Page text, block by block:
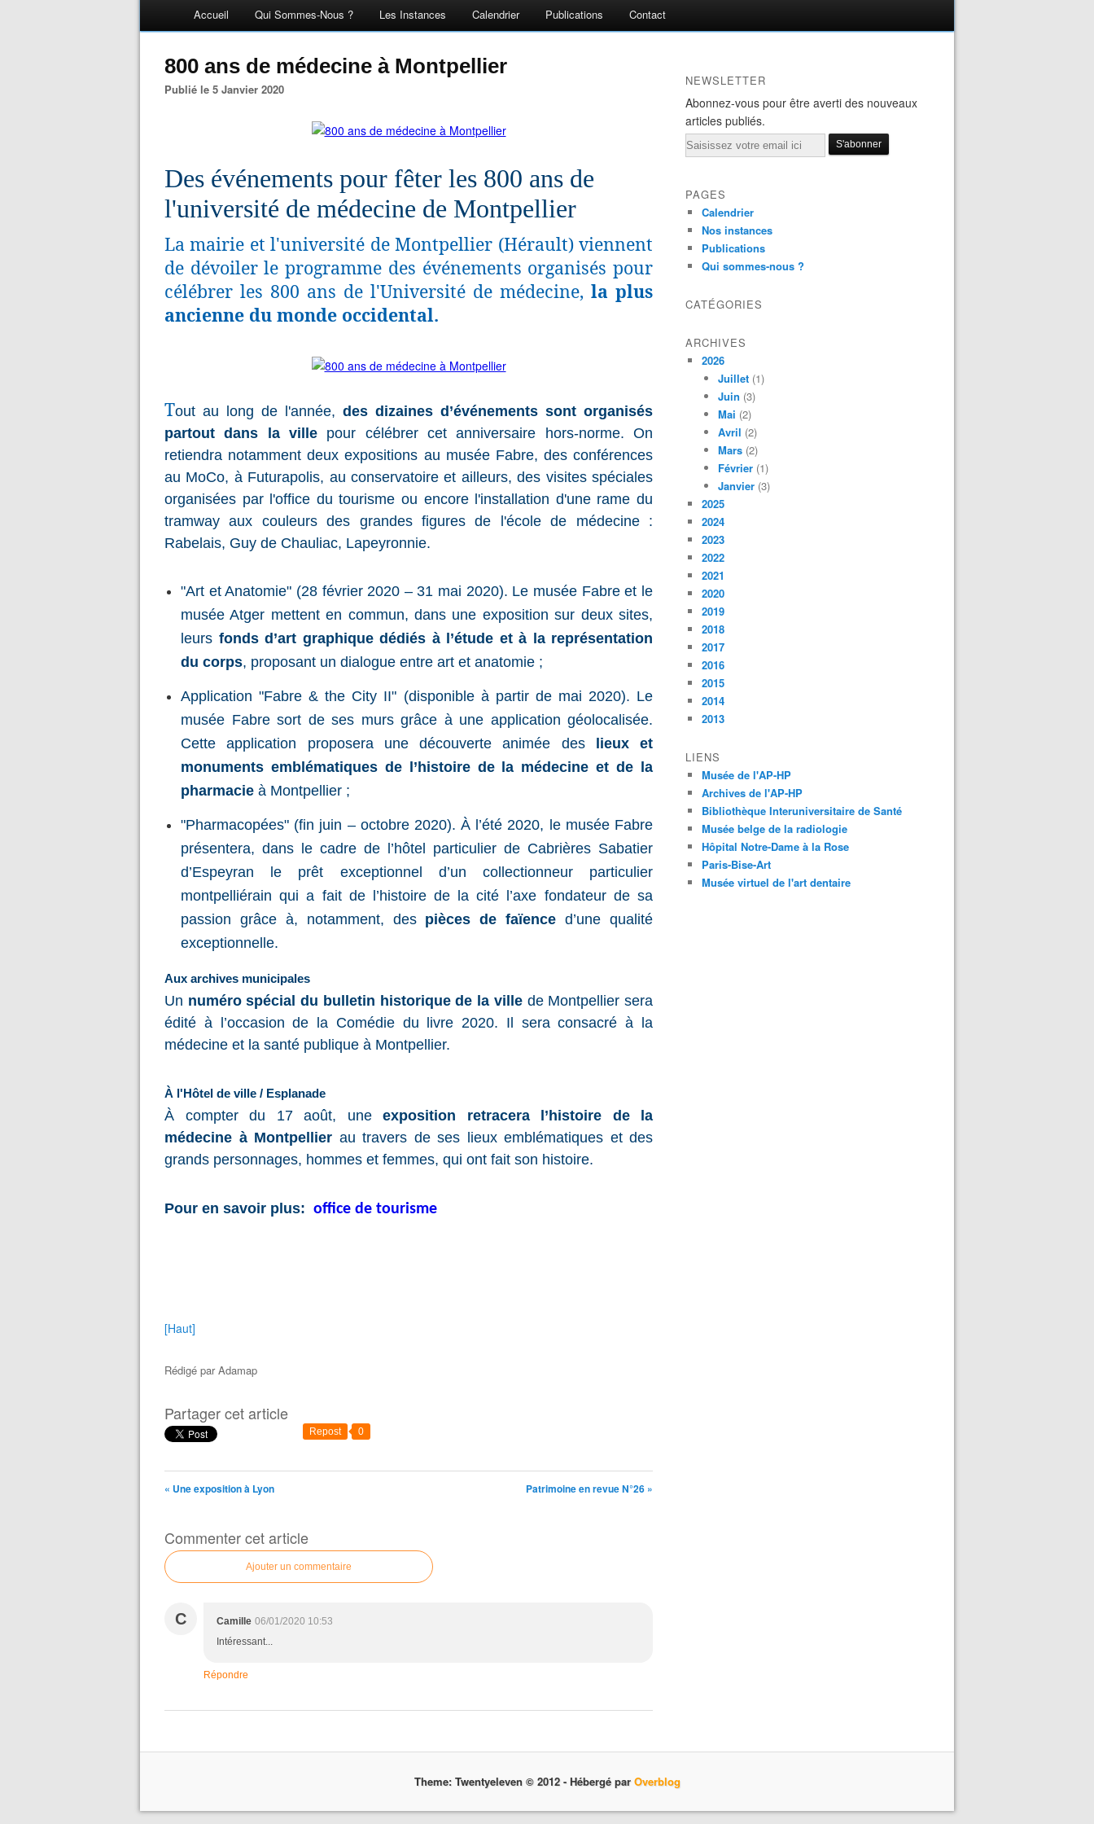
Accueil Qui Sommes-Nous ? Les Instances Calendrier Publications Contact
800 ans de médecine à Montpellier
Publié le 5 Janvier 2020
Des événements pour fêter les 800 ans de
l'université de médecine de Montpellier
La mairie et l'université de Montpellier (Hérault) viennent
de dévoiler le programme des événements organisés pour
célébrer les 800 ans de l'Université de médecine, la plus
ancienne du monde occidental.
Tout au long de l'année, des dizaines d’événements sont organisés
partout dans la ville pour célébrer cet anniversaire hors-norme. On
retiendra notamment deux expositions au musée Fabre, des conférences
au MoCo, à Futurapolis, au conservatoire et ailleurs, des visites spéciales
organisées par l'office du tourisme ou encore l'installation d'une rame du
tramway aux couleurs des grandes figures de l'école de médecine :
Rabelais, Guy de Chauliac, Lapeyronnie.
"Art et Anatomie" (28 février 2020 – 31 mai 2020). Le musée Fabre et le
musée Atger mettent en commun, dans une exposition sur deux sites,
leurs fonds d’art graphique dédiés à l’étude et à la représentation
du corps, proposant un dialogue entre art et anatomie ;
Application "Fabre & the City II" (disponible à partir de mai 2020). Le
musée Fabre sort de ses murs grâce à une application géolocalisée.
Cette application proposera une découverte animée deslieux et
monuments emblématiques de l’histoire de la médecine et de la
pharmacie à Montpellier ;
"Pharmacopées" (fin juin – octobre 2020). À l’été 2020, le musée Fabre
présentera, dans le cadre de l’hôtel particulier de Cabrières Sabatier
d’Espeyran le prêt exceptionnel d’un collectionneur particulier
montpelliérain qui a fait de l’histoire de la cité l’axe fondateur de sa
passion grâce à, notamment, des pièces de faïence d’une qualité
exceptionnelle.
Aux archives municipales
Un numéro spécial du bulletin historique de la villede Montpellier sera
édité à l’occasion de la Comédie du livre 2020. Il sera consacré à la
médecine et la santé publique à Montpellier.
À l'Hôtel de ville / Esplanade
À compter du 17 août, une exposition retracera l’histoire de la
médecine à Montpellier au travers de ses lieux emblématiques et des
grands personnages, hommes et femmes, qui ont fait son histoire.
Pour en savoir plus: office de tourisme
[Haut]
Rédigé parAdamap
Partager cet article
Repost 0
« Une exposition à Lyon Patrimoine en revue N°26 »
Commenter cet article
Ajouter un commentaire
C Camille 06/01/2020 10:53
Intéressant...
Répondre
NEWSLETTER
Abonnez-vous pour être averti des nouveaux
articles publiés.
Email
PAGES
Calendrier
Nos instances
Publications
Qui sommes-nous ?
CATÉGORIES
ARCHIVES
2026
Juillet (1)
Juin (3)
Mai (2)
Avril (2)
Mars (2)
Février (1)
Janvier (3)
2025
2024
2023
2022
2021
2020
2019
2018
2017
2016
2015
2014
2013
LIENS
Musée de l'AP-HP
Archives de l'AP-HP
Bibliothèque Interuniversitaire de Santé
Musée belge de la radiologie
Hôpital Notre-Dame à la Rose
Paris-Bise-Art
Musée virtuel de l'art dentaire
Theme: Twentyeleven © 2012 - Hébergé par Overblog